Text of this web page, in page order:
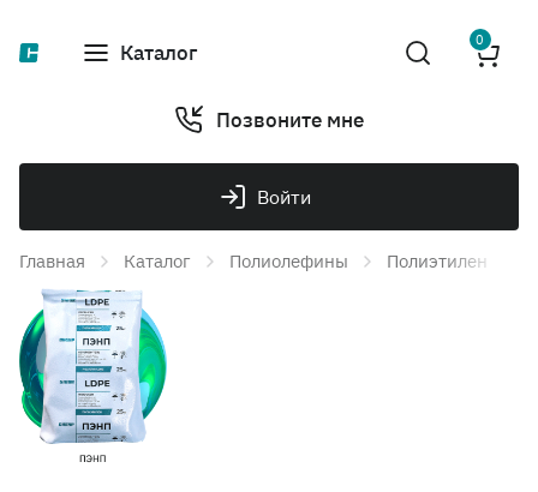
Каталог 0
Позвоните мне
Войти
Главная Каталог Полиолефины Полиэтилен